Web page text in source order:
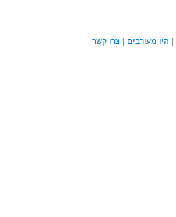
| היו מעורבים | צרו קשר